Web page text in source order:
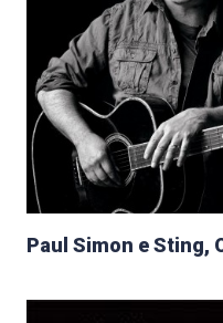
Paul Simon e Sting,